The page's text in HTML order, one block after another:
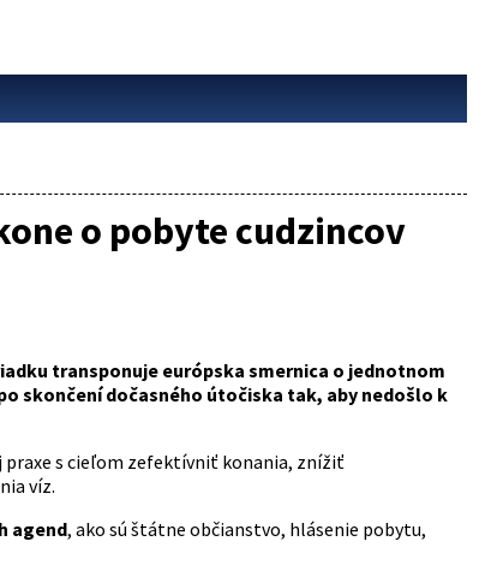
o pobyte cudzincov
transponuje európska smernica o jednotnom
skončení dočasného útočiska tak, aby nedošlo k
praxe s cieľom zefektívniť konania, znížiť
víz.
agend, ako sú štátne občianstvo, hlásenie pobytu,